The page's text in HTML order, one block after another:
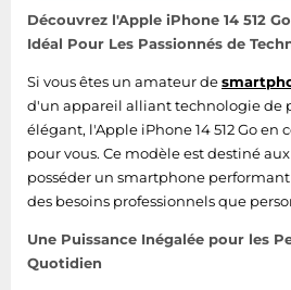
L’indice de
réparabilité
7.2
Contenu de l'emballage
Câbles inclus
Casque audio inclus Non
Adaptateur secteur
fourni
Non
Découvrez l'Apple iPhone 14 512
Idéal Pour Les Passionnés de
Si vous êtes un amateur de
d'un appareil alliant technologie de
élégant, l'Apple iPhone 14 512 Go en
pour vous. Ce modèle est destiné
posséder un smartphone
des besoins professionnels que
Une Puissance Inégalée pour les
Quotidien